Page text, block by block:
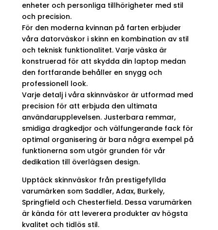
enheter och personliga tillhörigheter med stil
och precision.
För den moderna kvinnan på farten erbjuder
våra datorväskor i skinn en kombination av stil
och teknisk funktionalitet. Varje väska är
konstruerad för att skydda din laptop medan
den fortfarande behåller en snygg och
professionell look.
Varje detalj i våra skinnväskor är utformad med
precision för att erbjuda den ultimata
användarupplevelsen. Justerbara remmar,
smidiga dragkedjor och välfungerande fack för
optimal organisering är bara några exempel på
funktionerna som utgör grunden för vår
dedikation till överlägsen design.
Upptäck skinnväskor från prestigefyllda
varumärken som Saddler, Adax, Burkely,
Springfield och Chesterfield. Dessa varumärken
är kända för att leverera produkter av högsta
kvalitet och tidlös stil.